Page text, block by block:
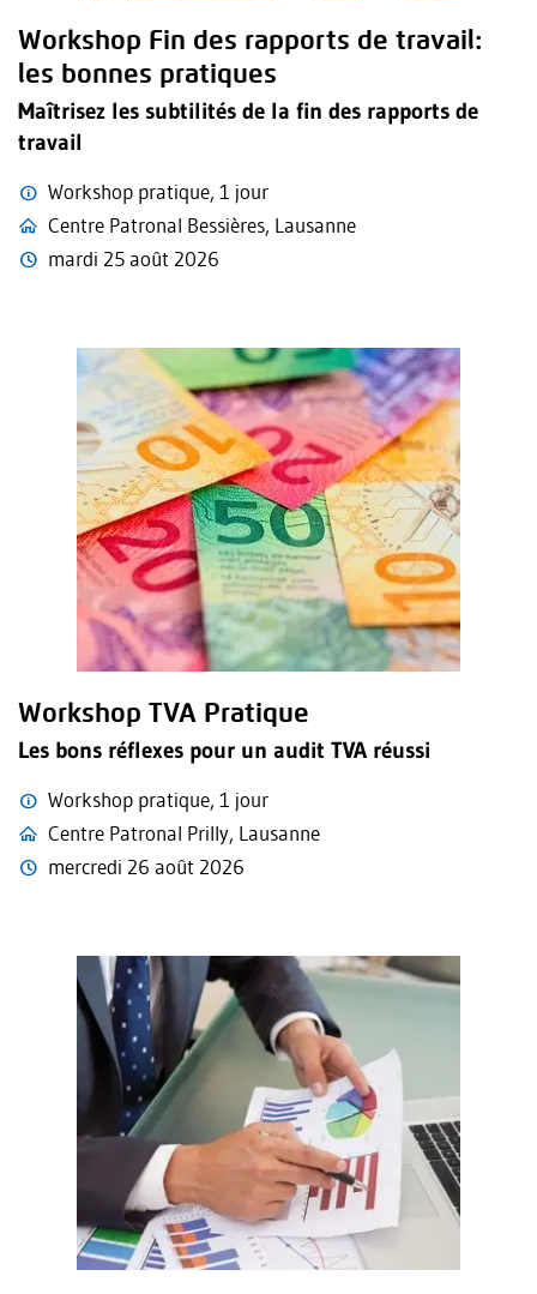
Workshop Fin des rapports de travail:
les bonnes pratiques
Maîtrisez les subtilités de la fin des rapports de
travail
Workshop pratique, 1 jour
Centre Patronal Bessières, Lausanne
mardi 25 août 2026
Workshop TVA Pratique
Les bons réflexes pour un audit TVA réussi
Workshop pratique, 1 jour
Centre Patronal Prilly, Lausanne
mercredi 26 août 2026